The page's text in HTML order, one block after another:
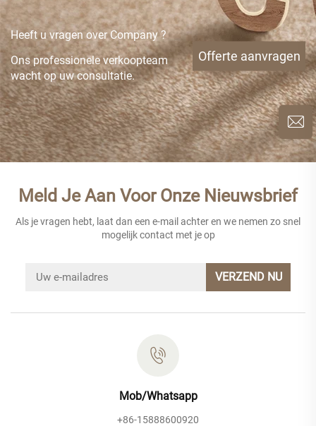
Heeft u vragen over Company ?
Ons professionele verkoopteam
wacht op uw consultatie.
Offerte aanvragen
Meld Je Aan Voor Onze Nieuwsbrief
Als je vragen hebt, laat dan een e-mail achter en we nemen zo snel
mogelijk contact met je op
VERZEND NU
Mob/Whatsapp
+86-15888600920